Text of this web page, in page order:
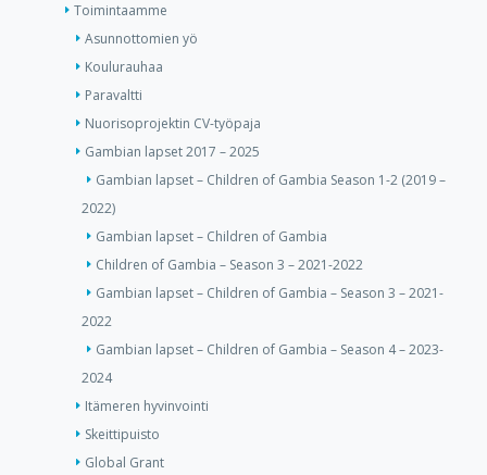
Toimintaamme
Asunnottomien yö
Koulurauhaa
Paravaltti
Nuorisoprojektin CV-työpaja
Gambian lapset 2017 – 2025
Gambian lapset – Children of Gambia Season 1-2 (2019 –
2022)
Gambian lapset – Children of Gambia
Children of Gambia – Season 3 – 2021-2022
Gambian lapset – Children of Gambia – Season 3 – 2021-
2022
Gambian lapset – Children of Gambia – Season 4 – 2023-
2024
Itämeren hyvinvointi
Skeittipuisto
Global Grant